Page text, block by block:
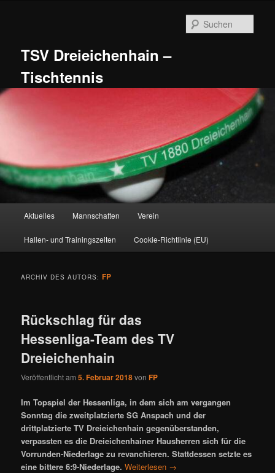
TSV Dreieichenhain –
Tischtennis
Aktuelles Mannschaften Verein
Hallen- und Trainingszeiten Cookie-Richtlinie (EU)
ARCHIV DES AUTORS: FP
Rückschlag für das
Hessenliga-Team des TV
Dreieichenhain
Veröffentlicht am5. Februar 2018vonFP
Im Topspiel der Hessenliga, in dem sich am vergangen
Sonntag die zweitplatzierte SG Anspach und der
drittplatzierte TV Dreieichenhain gegenüberstanden,
verpassten es die Dreieichenhainer Hausherren sich für die
Vorrunden-Niederlage zu revanchieren. Stattdessen setzte es
eine bittere 6:9-Niederlage. Weiterlesen →